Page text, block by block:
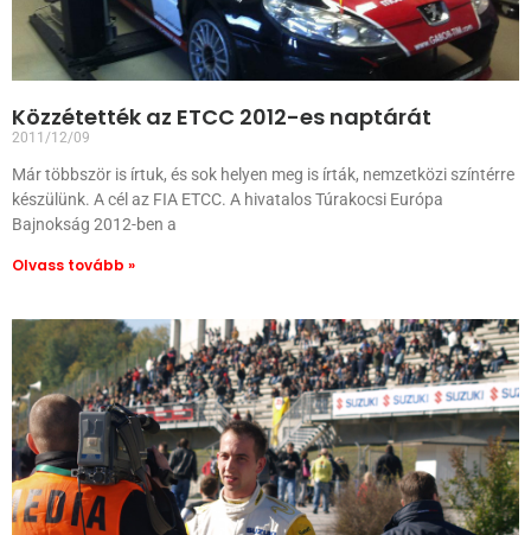
Közzétették az ETCC 2012-es naptárát
2011/12/09
Már többször is írtuk, és sok helyen meg is írták, nemzetközi színtérre
készülünk. A cél az FIA ETCC. A hivatalos Túrakocsi Európa
Bajnokság 2012-ben a
Olvass tovább »